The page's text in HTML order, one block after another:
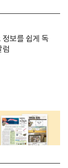
보를 쉽게 독
럼